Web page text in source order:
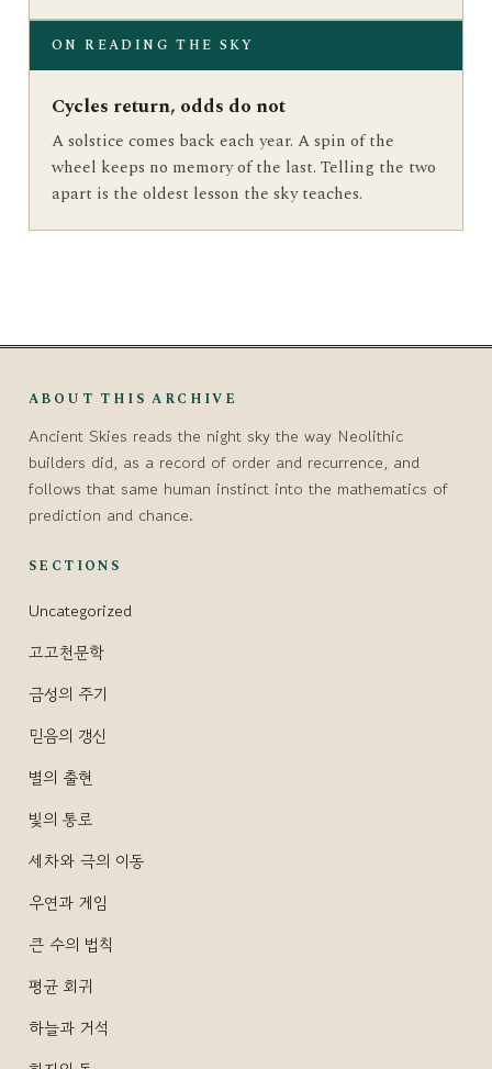
ON READING THE SKY
Cycles return, odds do not
A solstice comes back each year. A spin of the
wheel keeps no memory of the last. Telling the two
apart is the oldest lesson the sky teaches.
ABOUT THIS ARCHIVE
Ancient Skies reads the night sky the way Neolithic
builders did, as a record of order and recurrence, and
follows that same human instinct into the mathematics of
prediction and chance.
SECTIONS
Uncategorized
고고천문학
금성의 주기
믿음의 갱신
별의 출현
빛의 통로
세차와 극의 이동
우연과 게임
큰 수의 법칙
평균 회귀
하늘과 거석